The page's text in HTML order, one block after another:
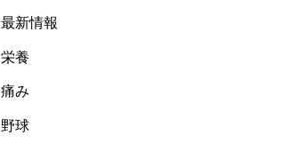
最新情報
栄養
痛み
野球